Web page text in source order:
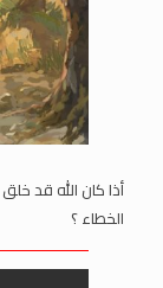
أذا كان الله قد
الخطاء ؟